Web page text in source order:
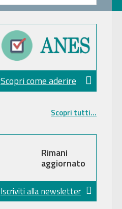
Scopri come aderire
Scopri tutti...
Rimani
aggiornato
Iscriviti alla newsletter